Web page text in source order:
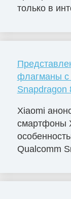
только в
флагманы с
Snapdragon
Xiaomi
смартфоны
Qualcomm